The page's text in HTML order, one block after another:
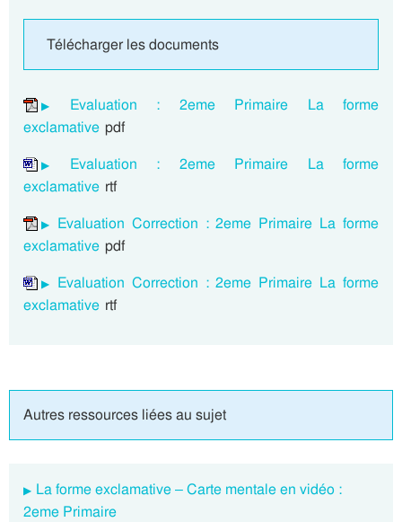
Télécharger les documents
Evaluation : 2eme Primaire La forme
exclamative pdf
Evaluation : 2eme Primaire La forme
exclamative rtf
Evaluation Correction : 2eme Primaire La forme
exclamative pdf
Evaluation Correction : 2eme Primaire La forme
exclamative rtf
Autres ressources liées au sujet
La forme exclamative – Carte mentale en vidéo :
2eme Primaire